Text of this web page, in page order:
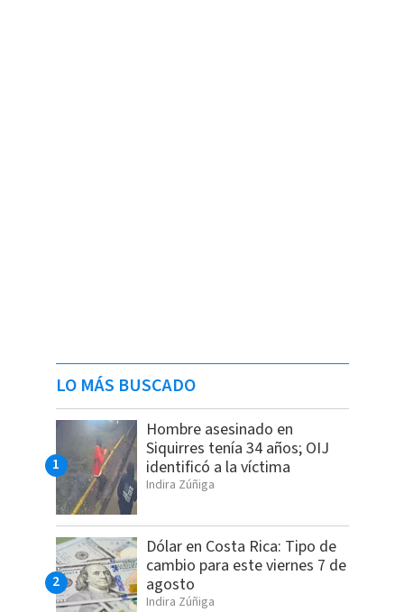
LO MÁS BUSCADO
Hombre asesinado en
Siquirres tenía 34 años; OIJ
identificó a la víctima
Indira Zúñiga
Dólar en Costa Rica: Tipo de
cambio para este viernes 7 de
agosto
Indira Zúñiga